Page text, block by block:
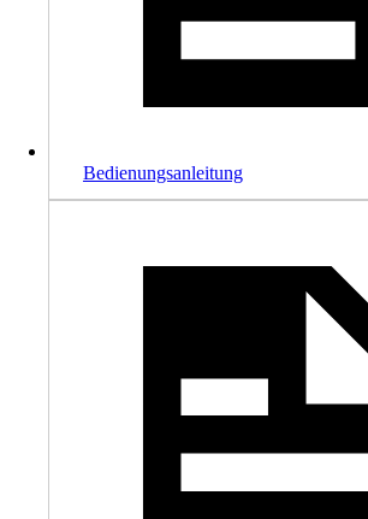
Bedienungsanleitung